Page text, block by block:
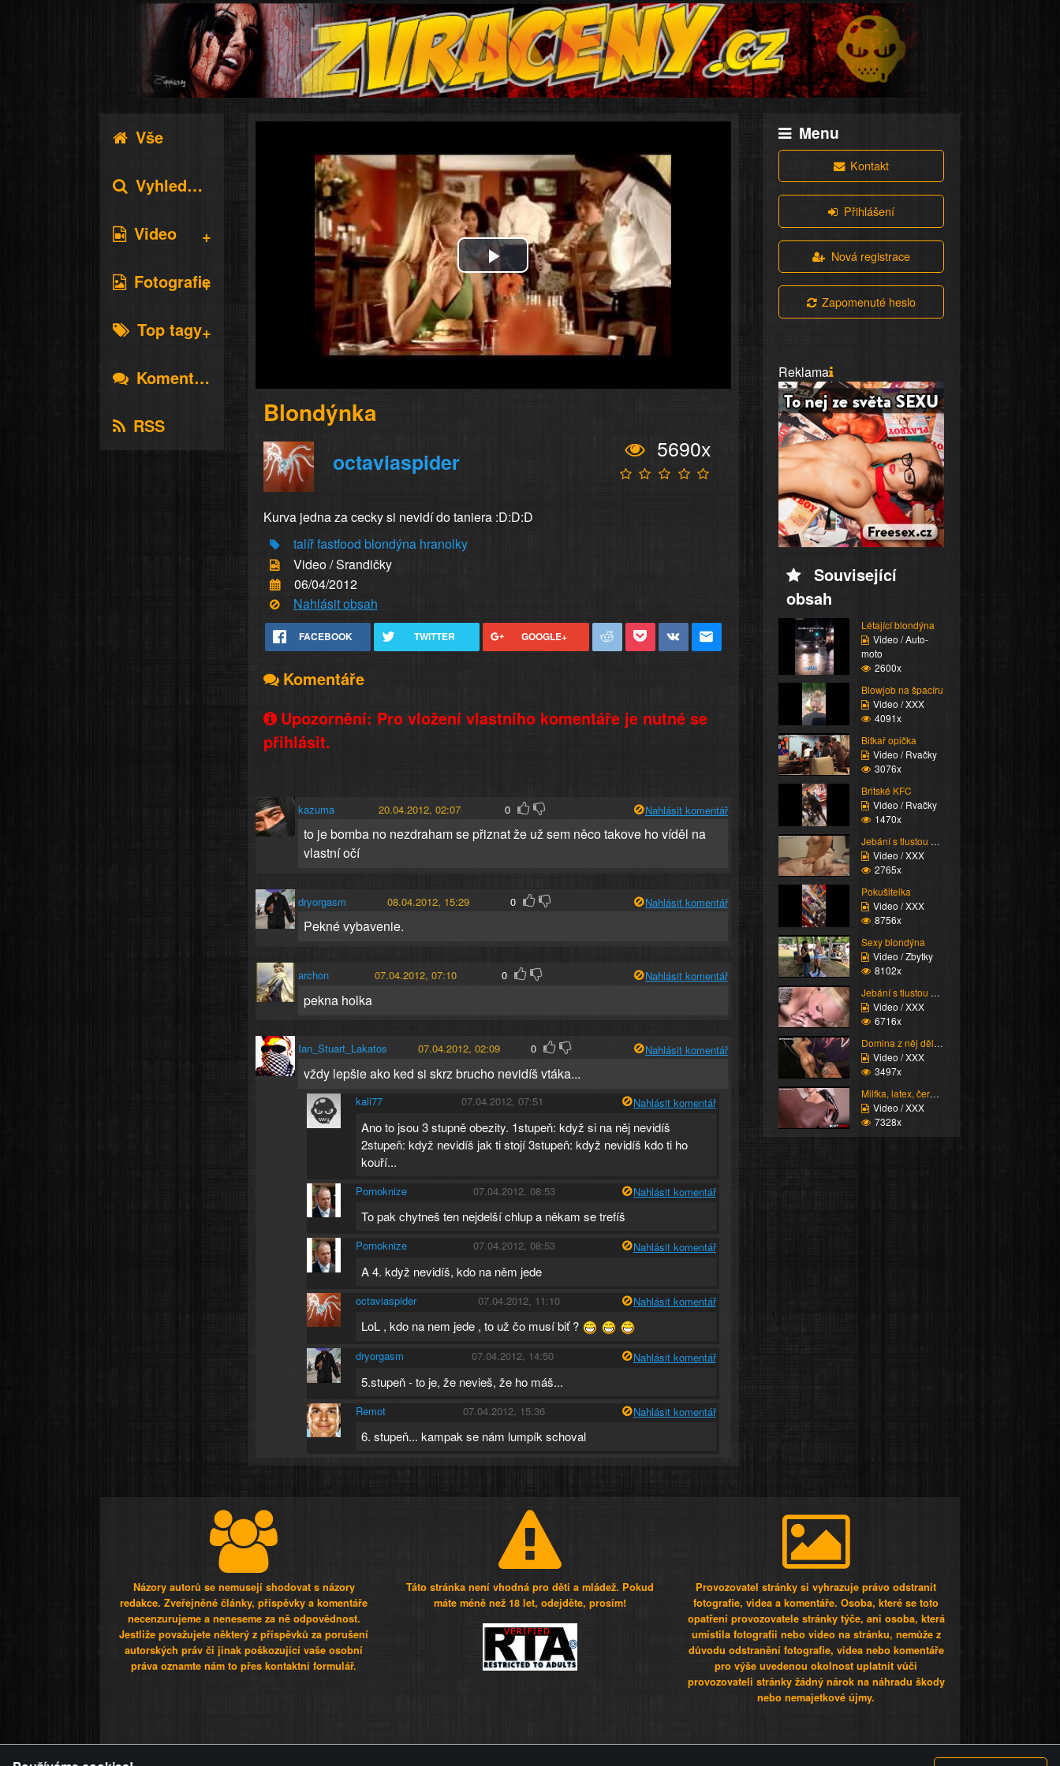
Vše
Vyhledávání
Video
Fotografie
Top tagy
Komentáře
RSS
Play
Video
Blondýnka
octaviaspider
5690x
Kurva jedna za cecky si nevidí do taniera :D:D:D
talířfastfood blondýna hranolky
Video / Srandičky
06/04/2012
Nahlásit obsah
FACEBOOK TWITTER GOOGLE+
Komentáře
Upozornění: Pro vložení vlastního komentáře je nutné se
přihlásit.
kazuma 20.04.2012, 02:07 0 Nahlásit komentář
to je bomba no nezdraham se přiznat že už sem něco takove ho víděl na
vlastní očí
dryorgasm 08.04.2012, 15:29 0 Nahlásit komentář
Pekné vybavenie.
archon 07.04.2012, 07:10 0 Nahlásit komentář
pekna holka
Ian_Stuart_Lakatos 07.04.2012, 02:09 0 Nahlásit komentář
vždy lepšie ako ked si skrz brucho nevidíš vtáka...
kali77 07.04.2012, 07:51 Nahlásit komentář
Ano to jsou 3 stupně obezity. 1stupeň: když si na něj nevidíš
2stupeň: když nevidíš jak ti stojí 3stupeň: když nevidíš kdo ti ho
kouří...
Pornoknize 07.04.2012, 08:53 Nahlásit komentář
To pak chytneš ten nejdelší chlup a někam se trefíš
Pornoknize 07.04.2012, 08:53 Nahlásit komentář
A 4. když nevidíš, kdo na něm jede
octaviaspider 07.04.2012, 11:10 Nahlásit komentář
LoL , kdo na nem jede , to už čo musí biť ?
dryorgasm 07.04.2012, 14:50 Nahlásit komentář
5.stupeň - to je, že nevieš, že ho máš...
Remot 07.04.2012, 15:36 Nahlásit komentář
6. stupeň... kampak se nám lumpík schoval
Menu
Kontakt
Přihlášení
Nová registrace
Zapomenuté heslo
Reklama
Související
obsah
Létající blondýna
Video / Auto-
moto
2600x
Blowjob na špacíru
Video / XXX
4091x
Bitkař opička
Video / Rvačky
3076x
Britské KFC
Video / Rvačky
1470x
Jebání s tlustou Scani...
Video / XXX
2765x
Pokušitelka
Video / XXX
8756x
Sexy blondýna
Video / Zbytky
8102x
Jebání s tlustou Scani...
Video / XXX
6716x
Domina z něj dělá zmrd...
Video / XXX
3497x
Milfka, latex, černoch...
Video / XXX
7328x
Názory autorů se nemusejí shodovat s názory
redakce. Zveřejněné články, příspěvky a komentáře
necenzurujeme a neneseme za ně odpovědnost.
Jestliže považujete některý z příspěvků za porušení
autorských práv či jinak poškozující vaše osobní
práva oznamte nám to přes kontaktní formulář.
Táto stránka není vhodná pro děti a mládež. Pokud
máte méně než 18 let, odejděte, prosím!
Provozovatel stránky si vyhrazuje právo odstranit
fotografie, videa a komentáře. Osoba, které se toto
opatření provozovatele stránky týče, ani osoba, která
umístila fotografii nebo video na stránku, nemůže z
důvodu odstranění fotografie, videa nebo komentáře
pro výše uvedenou okolnost uplatnit vůči
provozovateli stránky žádný nárok na náhradu škody
nebo nemajetkové újmy.